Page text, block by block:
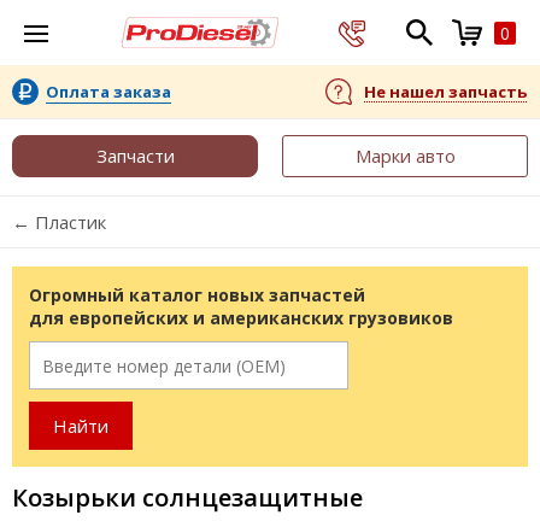
0
Оплата заказа Не нашел запчасть
Запчасти Марки авто
← Пластик
Огромный каталог новых запчастей
для европейских и американских грузовиков
Козырьки cолнцезащитные